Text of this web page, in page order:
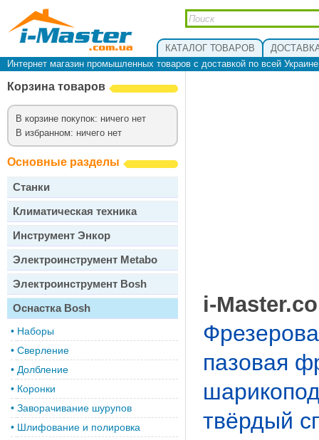
КАТАЛОГ ТОВАРОВ
Интернет магазин промышленных товаров с доставкой по всей
Корзина товаров
В корзине покупок: ничего нет
В избранном: ничего нет
Основные разделы
Станки
Климатическая техника
Инструмент Энкор
Электроинструмент Metabo
Электроинструмент Bosh
Оснастка Bosh
• Наборы
• Сверление
• Долбление
• Коронки
• Заворачивание шурупов
• Шлифование и полировка
i-
пазовая
твёрдый